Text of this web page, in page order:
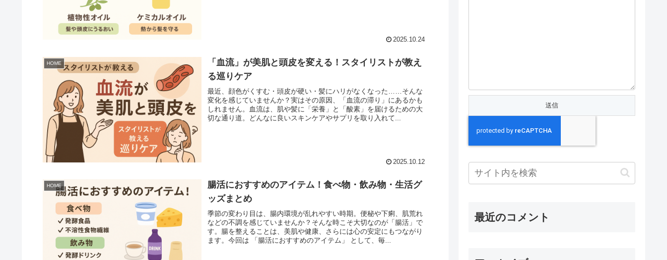
2025.10.24
HOME
「血流」が美肌と頭皮を変える！スタイリストが教え
る巡りケア
最近、顔色がくすむ・頭皮が硬い・髪にハリがなくなった……そんな
変化を感じていませんか？実はその原因、「血流の滞り」にあるかも
しれません。血流は、肌や髪に「栄養」と「酸素」を届けるための大
切な通り道。どんなに良いスキンケアやサプリを取り入れて...
2025.10.12
HOME
腸活におすすめのアイテム！食べ物・飲み物・生活グ
ッズまとめ
季節の変わり目は、腸内環境が乱れやすい時期。便秘や下痢、肌荒れ
などの不調を感じていませんか？そんな時こそ大切なのが「腸活」で
す。腸を整えることは、美肌や健康、さらには心の安定にもつながり
ます。今回は 「腸活におすすめのアイテム」 として、毎...
最近のコメント